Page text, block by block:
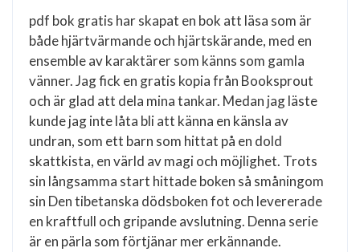
pdf bok gratis har skapat en bok att läsa som är
både hjärtvärmande och hjärtskärande, med en
ensemble av karaktärer som känns som gamla
vänner. Jag fick en gratis kopia från Booksprout
och är glad att dela mina tankar. Medan jag läste
kunde jag inte låta bli att känna en känsla av
undran, som ett barn som hittat på en dold
skattkista, en värld av magi och möjlighet. Trots
sin långsamma start hittade boken så småningom
sin Den tibetanska dödsboken fot och levererade
en kraftfull och gripande avslutning. Denna serie
är en pärla som förtjänar mer erkännande.